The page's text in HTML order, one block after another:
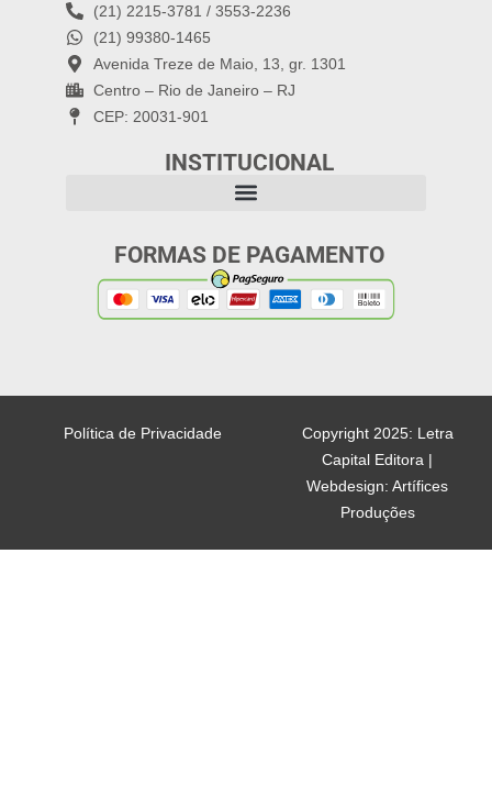
(21) 2215-3781 / 3553-2236
(21) 99380-1465
Avenida Treze de Maio, 13, gr. 1301
Centro – Rio de Janeiro – RJ
CEP: 20031-901
INSTITUCIONAL
FORMAS DE PAGAMENTO
Copyright 2025: Letra
Capital Editora |
Webdesign: Artífices
Produções
Política de Privacidade